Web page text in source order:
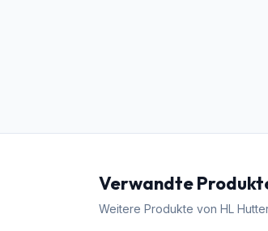
Verwandte
Weitere Produkte von HL